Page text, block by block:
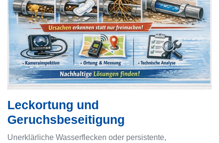
Leckortung und
Geruchsbeseitigung
Unerklärliche Wasserflecken oder persistente,